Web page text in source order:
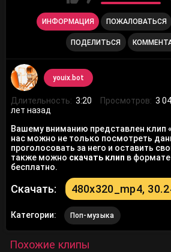
ИНФОРМАЦИЯ ПОЖАЛОВАТЬСЯ
ПОДЕЛИТЬСЯ
youix.bot
Длительность: 3:20 Просмотров: 3
лет назад
Вашему вниманию представлен клип
нас можно не только посмотреть
проголосовать за него и оставить
также можно скачать клип в
бесплатно.
Скачать: 480x320_mp4,
Категории: Поп-музыка
Похожие клипы